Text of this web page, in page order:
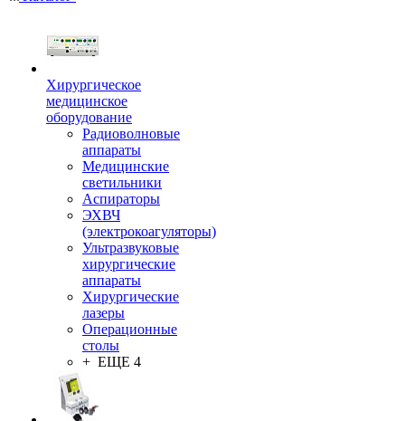
Хирургическое
медицинское
оборудование
Радиоволновые
аппараты
Медицинские
светильники
Аспираторы
ЭХВЧ
(электрокоагуляторы)
Ультразвуковые
хирургические
аппараты
Хирургические
лазеры
Операционные
столы
+ ЕЩЕ 4